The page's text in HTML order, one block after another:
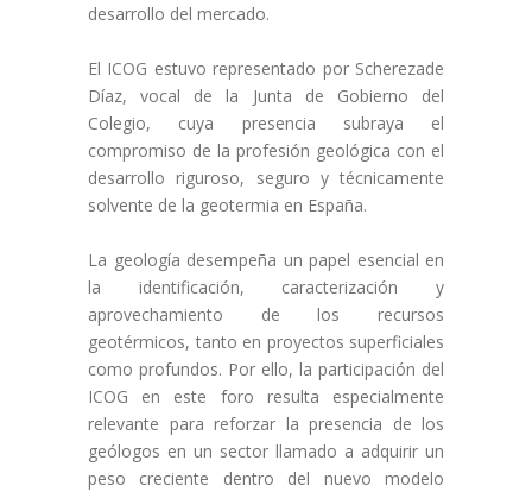
desarrollo del mercado.
El ICOG estuvo representado por Scherezade
Díaz, vocal de la Junta de Gobierno del
Colegio, cuya presencia subraya el
compromiso de la profesión geológica con el
desarrollo riguroso, seguro y técnicamente
solvente de la geotermia en España.
La geología desempeña un papel esencial en
la identificación, caracterización y
aprovechamiento de los recursos
geotérmicos, tanto en proyectos superficiales
como profundos. Por ello, la participación del
ICOG en este foro resulta especialmente
relevante para reforzar la presencia de los
geólogos en un sector llamado a adquirir un
peso creciente dentro del nuevo modelo